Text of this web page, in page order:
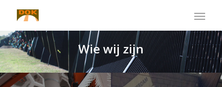
Wie wij zijn